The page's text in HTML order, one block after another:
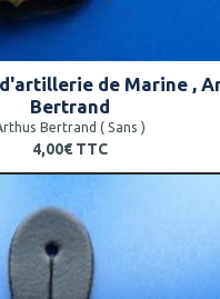
de Marine ,
Bertrand
Bertrand ( Sans )
4,00€ TTC